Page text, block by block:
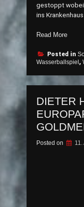
gestoppt wobei
ins
Read More
ein!“
Posted in
Wasserballspiel ,
DIETER
Posted on